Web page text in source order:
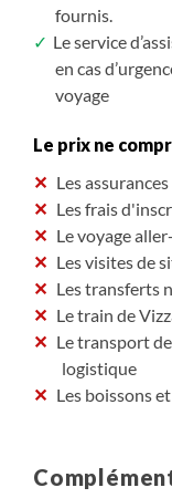
fournis.
Le service
en cas
voyage
Le prix ne
Les assurances
Les frais
Le voyage
Les visites de
Les transferts
Le train de
Le transport
logistique
Les boissons